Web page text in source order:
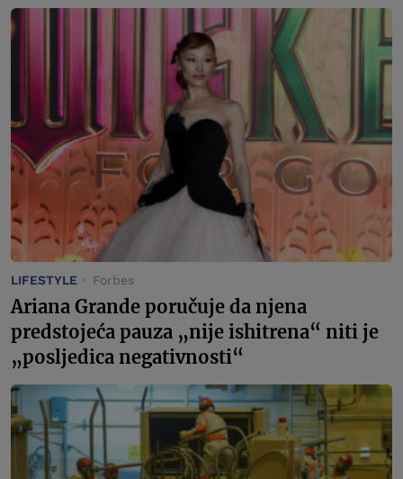
LIFESTYLE Forbes
Ariana Grande poručuje da njena
predstojeća pauza „nije ishitrena“ niti je
„posljedica negativnosti“